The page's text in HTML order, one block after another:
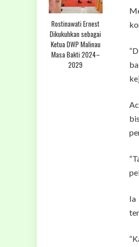
Rostinawati Ernest
Dikukuhkan sebagai
Ketua DWP Malinau
Masa Bakti 2024–
2029
Ia